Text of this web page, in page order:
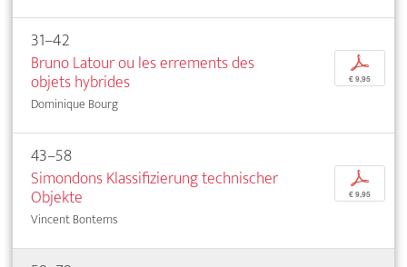
31–42
Bruno Latour ou les errements des
objets hybrides
Dominique Bourg
p
€ 9,95
43–58
Simondons Klassifizierung technischer
Objekte
Vincent Bontems
p
€ 9,95